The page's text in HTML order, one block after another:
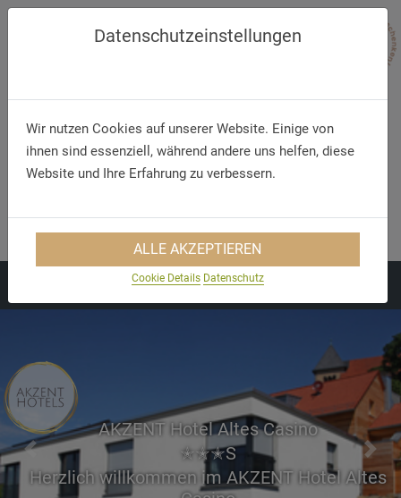
+49 (0) 661 - 96 90 70
info@akzenthotel-fulda.de
AKZENT Hotel Altes Casino
✭✭✭S
Previous Next
Datenschutzeinstellungen
Wir nutzen Cookies auf unserer Website. Einige von
ihnen sind essenziell, während andere uns helfen, diese
Website und Ihre Erfahrung zu verbessern.
ALLE AKZEPTIEREN
Cookie Details Datenschutz